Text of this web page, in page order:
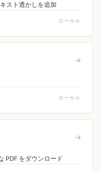
スト透かしを追加
ローカル
→
ローカル
→
PDF をダウンロード